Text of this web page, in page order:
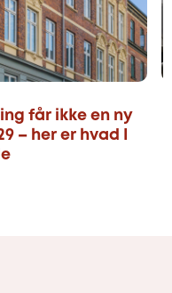
får ikke en ny
– her er hvad I